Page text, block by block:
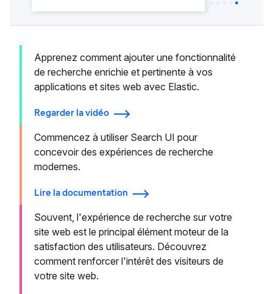
Apprenez comment ajouter une fonctionnalité
de recherche enrichie et pertinente à vos
applications et sites web avec Elastic.
Regarder la vidéo
Commencez à utiliser Search UI pour
concevoir des expériences de recherche
modernes.
Lire la documentation
Souvent, l'expérience de recherche sur votre
site web est le principal élément moteur de la
satisfaction des utilisateurs. Découvrez
comment renforcer l'intérêt des visiteurs de
votre site web.